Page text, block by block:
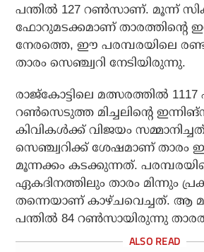
പന്തില്‍ 127 റണ്‍സാണ്. മൂന്ന്
ഫോറുമടക്കമാണ് താരത്തിന്റെ
നേരത്തെ, ഈ പരമ്പരയിലെ
താരം സെഞ്ച്വറി നേടിയിരുന്നു.
രാജ്കോട്ടിലെ മത്സരത്തില്‍ 1117
റണ്‍സെടുത്ത മിച്ചലിന്റെ
കിവികള്‍ക്ക് വിജയം
സെഞ്ച്വറിക്ക് ശേഷമാണ് താരം
മൂന്നക്കം കടക്കുന്നത്.
ഏകദിനത്തിലും താരം മിന്നും
തന്നെയാണ് കാഴ്ചവെച്ചത്. ആ
പന്തില്‍ 84 റണ്‍സായിരുന്നു